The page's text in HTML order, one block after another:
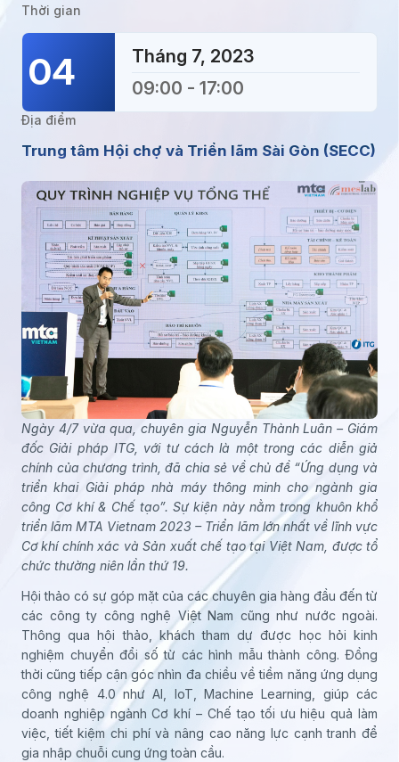
Ngày 4/7 vừa qua, chuyên gia Nguyễn Thành Luân – Giám
đốc Giải pháp ITG, với tư cách là một trong các diễn giả
chính của chương trình, đã chia sẻ về chủ đề “Ứng dụng và
triển khai Giải pháp nhà máy thông minh cho ngành gia
công Cơ khí & Chế tạo”. Sự kiện này nằm trong khuôn khổ
triển lãm MTA Vietnam 2023 – Triển lãm lớn nhất về lĩnh vực
Cơ khí chính xác và Sản xuất chế tạo tại Việt Nam, được tổ
chức thường niên lần thứ 19.
Hội thảo có sự góp mặt của các chuyên gia hàng đầu đến từ
các công ty công nghệ Việt Nam cũng như nước ngoài.
Thông qua hội thảo, khách tham dự được học hỏi kinh
nghiệm chuyển đổi số từ các hình mẫu thành công. Đồng
thời cũng tiếp cận góc nhìn đa chiều về tiềm năng ứng dụng
công nghệ 4.0 như AI, IoT, Machine Learning, giúp các
doanh nghiệp ngành Cơ khí – Chế tạo tối ưu hiệu quả làm
việc, tiết kiệm chi phí và nâng cao năng lực cạnh tranh để
gia nhập chuỗi cung ứng toàn cầu.
Thời gian
04
Tháng 7, 2023
09:00 - 17:00
Địa điểm
Trung tâm Hội chợ và Triển lãm Sài Gòn (SECC)